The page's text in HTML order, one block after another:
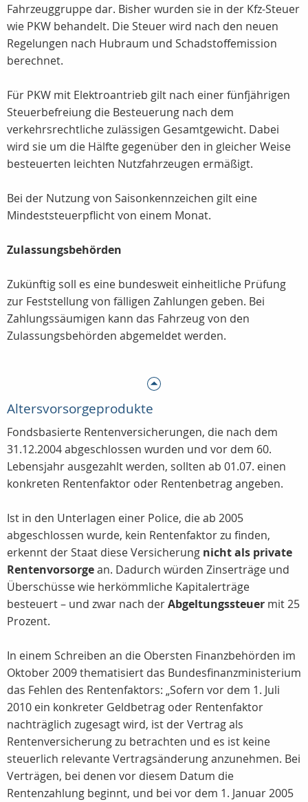
Fahrzeuggruppe dar. Bisher wurden sie in der Kfz-Steuer
wie PKW behandelt. Die Steuer wird nach den neuen
Regelungen nach Hubraum und Schadstoffemission
berechnet.
Für PKW mit Elektroantrieb gilt nach einer fünfjährigen
Steuerbefreiung die Besteuerung nach dem
verkehrsrechtliche zulässigen Gesamtgewicht. Dabei
wird sie um die Hälfte gegenüber den in gleicher Weise
besteuerten leichten Nutzfahrzeugen ermäßigt.
Bei der Nutzung von Saisonkennzeichen gilt eine
Mindeststeuerpflicht von einem Monat.
Zulassungsbehörden
Zukünftig soll es eine bundesweit einheitliche Prüfung
zur Feststellung von fälligen Zahlungen geben. Bei
Zahlungssäumigen kann das Fahrzeug von den
Zulassungsbehörden abgemeldet werden.
Altersvorsorgeprodukte
Fondsbasierte Rentenversicherungen, die nach dem
31.12.2004 abgeschlossen wurden und vor dem 60.
Lebensjahr ausgezahlt werden, sollten ab 01.07. einen
konkreten Rentenfaktor oder Rentenbetrag angeben.
Ist in den Unterlagen einer Police, die ab 2005
abgeschlossen wurde, kein Rentenfaktor zu finden,
erkennt der Staat diese Versicherung nicht als private
Rentenvorsorgean. Dadurch würden Zinserträge und
Überschüsse wie herkömmliche Kapitalerträge
besteuert – und zwar nach derAbgeltungssteuer mit 25
Prozent.
In einem Schreiben an die Obersten Finanzbehörden im
Oktober 2009 thematisiert das Bundesfinanzministerium
das Fehlen des Rentenfaktors: „Sofern vor dem 1. Juli
2010 ein konkreter Geldbetrag oder Rentenfaktor
nachträglich zugesagt wird, ist der Vertrag als
Rentenversicherung zu betrachten und es ist keine
steuerlich relevante Vertragsänderung anzunehmen. Bei
Verträgen, bei denen vor diesem Datum die
Rentenzahlung beginnt, und bei vor dem 1. Januar 2005